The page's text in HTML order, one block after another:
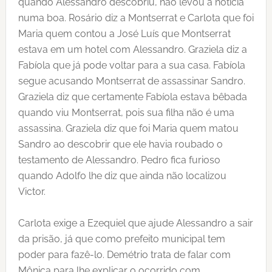
numa boa. Rosário diz a Montserrat e Carlota que foi
Maria quem contou a José Luís que Montserrat
estava em um hotel com Alessandro. Graziela diz a
Fabíola que já pode voltar para a sua casa. Fabíola
segue acusando Montserrat de assassinar Sandro.
Graziela diz que certamente Fabíola estava bêbada
quando viu Montserrat, pois sua filha não é uma
assassina. Graziela diz que foi Maria quem matou
Sandro ao descobrir que ele havia roubado o
testamento de Alessandro. Pedro fica furioso
quando Adolfo lhe diz que ainda não localizou
Victor.
Carlota exige a Ezequiel que ajude Alessandro a sair
da prisão, já que como prefeito municipal tem
poder para fazê-lo. Demétrio trata de falar com